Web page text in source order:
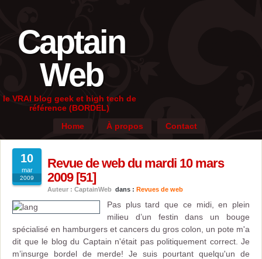
Captain
Web
le VRAI blog geek et high tech de
référence (BORDEL)
Home
À propos Contact
10
mar
2009
Revue de web du mardi 10 mars
2009 [51]
Auteur : CaptainWeb dans : Revues de web
Pas plus tard que ce midi, en plein
milieu d’un festin dans un bouge
spécialisé en hamburgers et cancers du gros colon, un pote m'a
dit que le blog du Captain n'était pas politiquement correct. Je
m’insurge bordel de merde! Je suis pourtant quelqu'un de